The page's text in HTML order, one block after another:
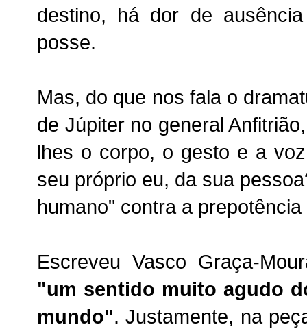
destino, há dor de
posse.
Mas, do que nos fala o
de Júpiter no general
lhes o corpo, o gesto e a
seu próprio eu, da sua
humano" contra a
Escreveu Vasco Graça-
"um sentido muito agudo
mundo". Justamente, na